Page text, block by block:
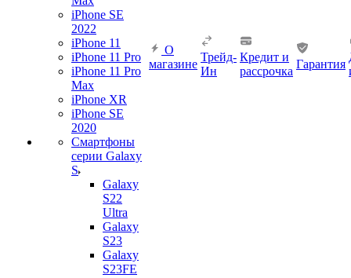
iPhone SE
2022
iPhone 11
iPhone 11 Pro
iPhone 11 Pro
Max
iPhone XR
iPhone SE
2020
Смартфоны
серии Galaxy
S
Galaxy
S22
Ultra
Galaxy
S23
Galaxy
S23FE
О
магазине
Трейд-
Ин
Кредит и
рассрочка
Гарантия